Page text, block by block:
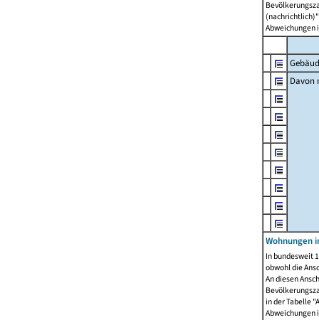
Abweichungen
Davon
Wohnungen
In bundesweit
obwohl die
An diesen
in der Tabelle
Abweichungen